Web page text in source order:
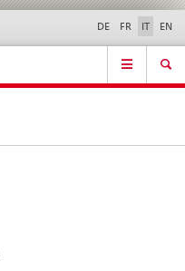
Contatto | Supporto &
aiuto
DE FR IT EN